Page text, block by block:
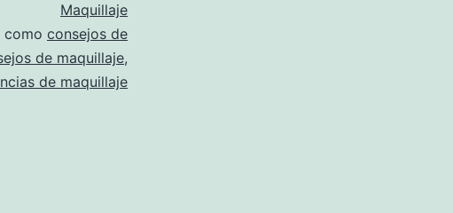
Maquillaje
como consejos de
de maquillaje,
de maquillaje